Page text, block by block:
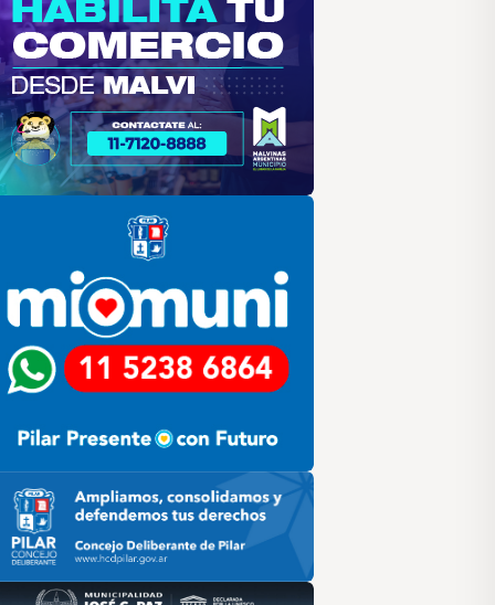
HCD